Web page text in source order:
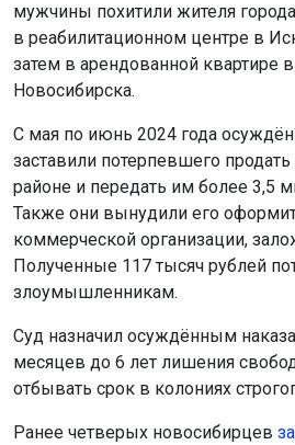
мужчины похитили жителя
в реабилитационном центре в
затем в арендованной квартире
Новосибирска.
С мая по июнь 2024 года
заставили потерпевшего
районе и передать им более 3,5
Также они вынудили его
коммерческой организации,
Полученные 117 тысяч рублей
злоумышленникам.
Суд назначил осуждённым
месяцев до 6 лет лишения
отбывать срок в колониях
Ранее четверых новосибирцев